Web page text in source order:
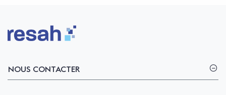
Logo Resah
NOUS CONTACTER